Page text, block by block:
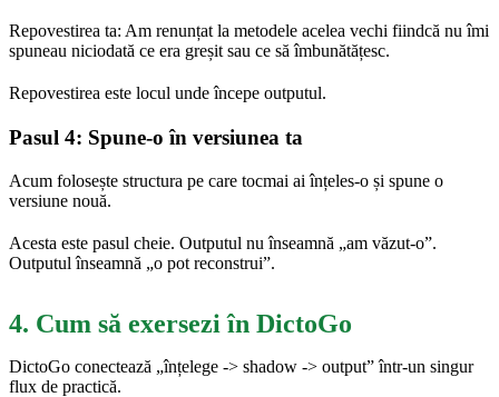
Repovestirea ta: Am renunțat la metodele acelea vechi fiindcă nu îmi
spuneau niciodată ce era greșit sau ce să îmbunătățesc.
Repovestirea este locul unde începe outputul.
Pasul 4: Spune-o în versiunea ta
Acum folosește structura pe care tocmai ai înțeles-o și spune o
versiune nouă.
Acesta este pasul cheie. Outputul nu înseamnă „am văzut-o”.
Outputul înseamnă „o pot reconstrui”.
4. Cum să exersezi în DictoGo
DictoGo conectează „înțelege -> shadow -> output” într-un singur
flux de practică.